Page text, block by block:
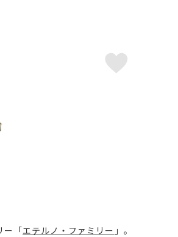
ー「エテルノ・ファミリー 」。